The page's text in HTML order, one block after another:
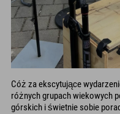
Cóż za ekscytujące
różnych grupach wiekowych
górskich i świetnie sobie